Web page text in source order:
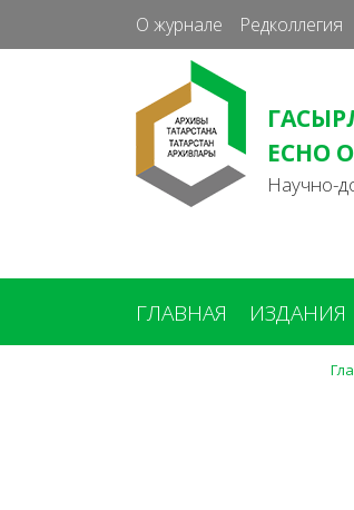
О журнале Редколлегия
ECHO
Научно-
ГЛАВНАЯ ИЗДАНИЯ